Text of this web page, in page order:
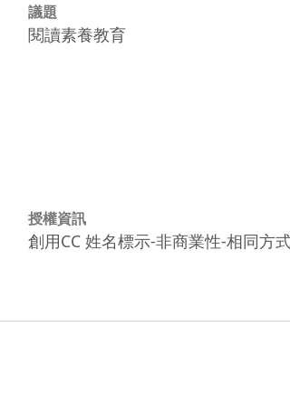
議題
閱讀素養教育
授權資訊
創用CC 姓名標示-非商業性-相同方